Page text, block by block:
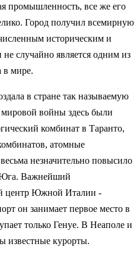
промышленность, все же его
Город получил всемирную
историческим и
случайно является одним из
в мире.
в стране так называемую
войны здесь были
комбинат в Таранто,
атомные
незначительно повысило
Юга. Важнейший
центр Южной Италии -
он занимает первое место в
только Генуе. В Неаполе и
известные курорты.